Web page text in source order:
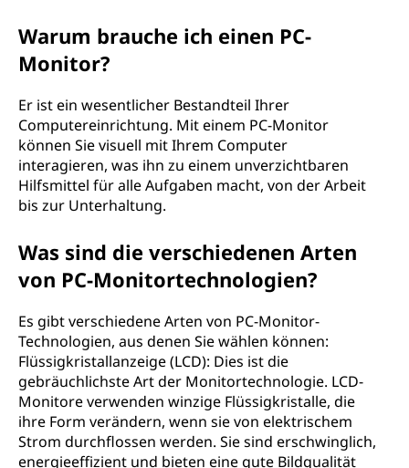
Warum brauche ich einen PC-
Monitor?
Er ist ein wesentlicher Bestandteil Ihrer
Computereinrichtung. Mit einem PC-Monitor
können Sie visuell mit Ihrem Computer
interagieren, was ihn zu einem unverzichtbaren
Hilfsmittel für alle Aufgaben macht, von der Arbeit
bis zur Unterhaltung.
Was sind die verschiedenen Arten
von PC-Monitortechnologien?
Es gibt verschiedene Arten von PC-Monitor-
Technologien, aus denen Sie wählen können:
Flüssigkristallanzeige (LCD): Dies ist die
gebräuchlichste Art der Monitortechnologie. LCD-
Monitore verwenden winzige Flüssigkristalle, die
ihre Form verändern, wenn sie von elektrischem
Strom durchflossen werden. Sie sind erschwinglich,
energieeffizient und bieten eine gute Bildqualität